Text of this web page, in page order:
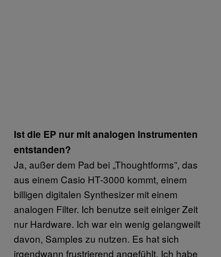
Ist die EP nur mit analogen Instrumenten
entstanden?
Ja, außer dem Pad bei „Thoughtforms”, das
aus einem Casio HT-3000 kommt, einem
billigen digitalen Synthesizer mit einem
analogen Filter. Ich benutze seit einiger Zeit
nur Hardware. Ich war ein wenig gelangweilt
davon, Samples zu nutzen. Es hat sich
irgendwann frustrierend angefühlt. Ich habe